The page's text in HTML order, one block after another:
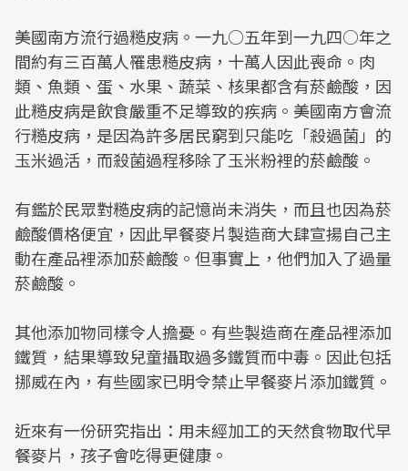
美國南方流行過糙皮病。一九○五年到一九四○年之
間約有三百萬人罹患糙皮病，十萬人因此喪命。肉
類、魚類、蛋、水果、蔬菜、核果都含有菸鹼酸，因
此糙皮病是飲食嚴重不足導致的疾病。美國南方會流
行糙皮病，是因為許多居民窮到只能吃「殺過菌」的
玉米過活，而殺菌過程移除了玉米粉裡的菸鹼酸。
有鑑於民眾對糙皮病的記憶尚未消失，而且也因為菸
鹼酸價格便宜，因此早餐麥片製造商大肆宣揚自己主
動在產品裡添加菸鹼酸。但事實上，他們加入了過量
菸鹼酸。
其他添加物同樣令人擔憂。有些製造商在產品裡添加
鐵質，結果導致兒童攝取過多鐵質而中毒。因此包括
挪威在內，有些國家已明令禁止早餐麥片添加鐵質。
近來有一份研究指出：用未經加工的天然食物取代早
餐麥片，孩子會吃得更健康。